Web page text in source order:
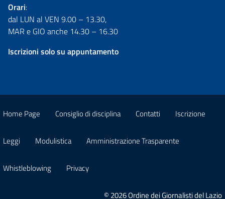
Orari:
dal LUN al VEN 9.00 – 13.30,
MAR e GIO anche 14.30 – 16.30
Iscrizioni solo su appuntamento
Home Page Consiglio di disciplina Contatti Iscrizione
Leggi Modulistica Amministrazione Trasparente
Whistleblowing Privacy
© 2026 Ordine dei Giornalisti del Lazio